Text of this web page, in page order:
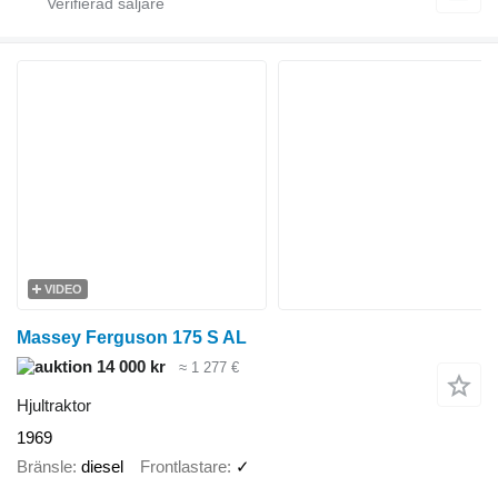
VIDEO
Massey Ferguson 175 S AL
14 000 kr
≈ 1 277 €
Hjultraktor
1969
Bränsle diesel Frontlastare ✓